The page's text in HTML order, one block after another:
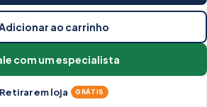
ao carrinho
com um especialista
Retirar em loja GRÁTIS